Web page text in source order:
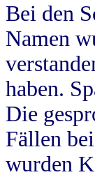
Bei den
Namen
haben.
Die
Fällen
wurden